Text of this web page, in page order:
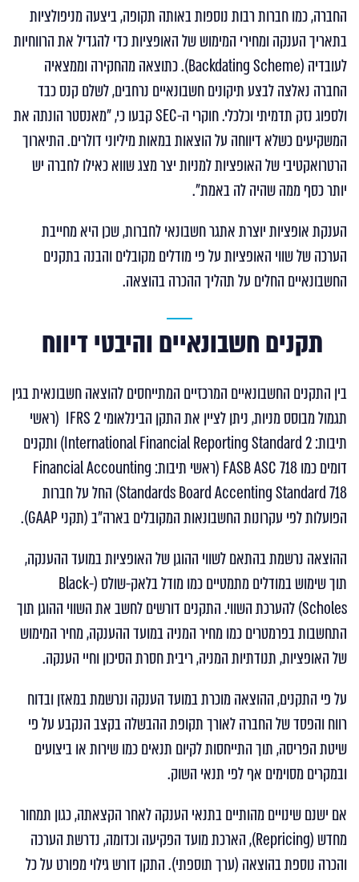
החברה, כמו חברות רבות נוספות באותה תקופה, ביצעה מניפולציות
בתאריך הענקה ומחירי המימוש של האופציות כדי להגדיל את הרווחיות
לעובדיה (Backdating Scheme). כתוצאה מהחקירה וממצאיה
החברה נאלצה לבצע תיקונים חשבונאיים נרחבים, לשלם קנס כבד
ולספוג נזק תדמיתי וכלכלי. חוקרי ה-SEC קבעו כי, "מאנסטר הונתה את
המשקיעים כשלא דיווחה על הוצאות במאות מיליוני דולרים. התיארוך
הרטרואקטיבי של האופציות למניות יצר מצג שווא כאילו לחברה יש
יותר כסף ממה שהיה לה באמת".
הענקת אופציות יוצרת אתגר חשבונאי לחברות, שכן היא מחייבת
הערכה של שווי האופציות על פי מודלים מקובלים והבנה בתקנים
החשבונאיים החלים על תהליך ההכרה בהוצאה.
תקנים חשבונאיים והיבטי דיווח
בין התקנים החשבונאיים המרכזיים המתייחסים להוצאה חשבונאית בגין
תגמול מבוסס מניות, ניתן לציין את התקן הבינלאומי IFRS 2 (ראשי
תיבות: International Financial Reporting Standard 2) ותקנים
דומים כמו FASB ASC 718 (ראשי תיבות: Financial Accounting
Standards Board Accenting Standard 718) החל על חברות
הפועלות לפי עקרונות החשבונאות המקובלים בארה"ב (תקני GAAP).
ההוצאה נרשמת בהתאם לשווי ההוגן של האופציות במועד ההענקה,
תוך שימוש במודלים מתמטיים כמו מודל בלאק-שולס (Black-
Scholes) להערכת השווי. התקנים דורשים לחשב את השווי ההוגן תוך
התחשבות בפרמטרים כמו מחיר המניה במועד ההענקה, מחיר המימוש
של האופציות, תנודתיות המניה, ריבית חסרת הסיכון וחיי הענקה.
על פי התקנים, ההוצאה מוכרת במועד הענקה ונרשמת במאזן ובדוח
רווח והפסד של החברה לאורך תקופת ההבשלה בקצב הנקבע על פי
שיטת הפריסה, תוך התייחסות לקיום תנאים כמו שירות או ביצועים
ובמקרים מסוימים אף לפי תנאי השוק.
אם ישנם שינויים מהותיים בתנאי הענקה לאחר הקצאתה, כגון תמחור
מחדש (Repricing), הארכת מועד הפקיעה וכדומה, נדרשת הערכה
והכרה נוספת בהוצאה (ערך תוספתי). התקן דורש גילוי מפורט על כל